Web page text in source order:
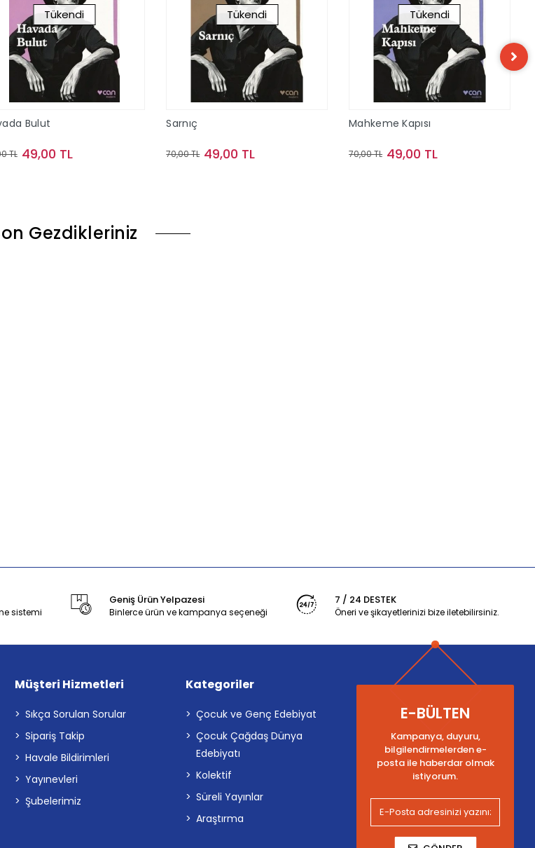
Tükendi
Bulut
TL 49,00 TL
Tükendi
Sarnıç
70,00 TL 49,00 TL
Tükendi
Mahkeme Kapısı
70,00 TL 49,00 TL
Gezdikleriniz
sistemi
Geniş Ürün Yelpazesi
Binlerce ürün ve kampanya seçeneği
7 / 24 DESTEK
Öneri ve şikayetlerinizi bize iletebilirsiniz.
Müşteri Hizmetleri
Sıkça Sorulan Sorular
Sipariş Takip
Havale Bildirimleri
Yayınevleri
Şubelerimiz
Kategoriler
Çocuk ve Genç Edebiyat
Çocuk Çağdaş Dünya
Edebiyatı
Kolektif
Süreli Yayınlar
Araştırma
E-BÜLTEN
Kampanya, duyuru,
bilgilendirmelerden e-
posta ile haberdar olmak
istiyorum.